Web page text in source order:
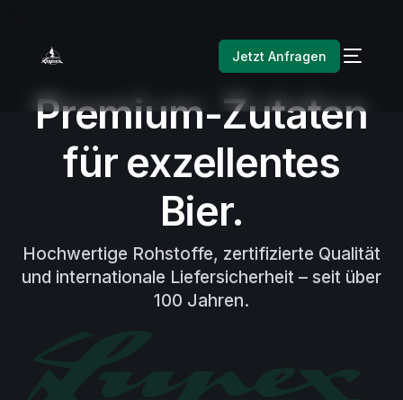
Jetzt Anfragen
Premium-Zutaten
für exzellentes
Bier.
Hochwertige Rohstoffe, zertifizierte Qualität
und internationale Liefersicherheit – seit über
100 Jahren.